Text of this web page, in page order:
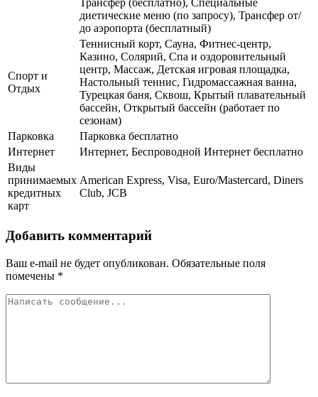
Трансфер (бесплатно), Специальные
диетические меню (по запросу), Трансфер от/
до аэропорта (бесплатный)
Спорт и
Отдых
Теннисный корт, Сауна, Фитнес-центр,
Казино, Солярий, Спа и оздоровительный
центр, Массаж, Детская игровая площадка,
Настольный теннис, Гидромассажная ванна,
Турецкая баня, Сквош, Крытый плавательный
бассейн, Открытый бассейн (работает по
сезонам)
Парковка
Парковка бесплатно
Интернет
Интернет, Беспроводной Интернет бесплатно
Виды
принимаемых
кредитных
карт
American Express, Visa, Euro/Mastercard, Diners
Club, JCB
Добавить комментарий
Ваш e-mail не будет опубликован. Обязательные поля
помечены *